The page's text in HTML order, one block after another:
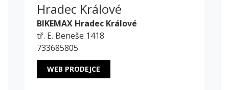
Hradec Králové
BIKEMAX Hradec Králové
tř. E. Beneše 1418
733685805
WEB PRODEJCE